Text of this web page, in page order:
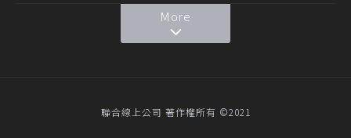
More
聯合線上公司 著作權所有 ©2021